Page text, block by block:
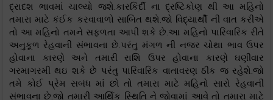
દ્રાદશ ભાવમાં ચાલ્યો જશે.કારકિર્દી ના દ્રષ્ટિકોણ થી આ મહિનો
તમારા માટે કંઈક કરવાવાળો સાબિત થશે.જો વિદ્યાર્થી ની વાત કરીએ
તો આ મહિનો તમને સફળતા આપી શકે છે.આ મહિનો પારિવારિક રીતે
અનુકૂળ રેહવાની સંભાવના છે.પરંતુ મંગળ ની નજર ચોથા ભાવ ઉપર
હોવાના કારણે અને તમારી રાશિ ઉપર હોવાના કારણે ઘણીવાર
ગરમાગરમી થઇ શકે છે પરંતુ પારિવારિક વાતાવરણ ઠીક જ રહેશે.જો
તમે કોઈ પ્રેમ સબંધ માં છો તો તમારા માટે મહિનો સારો રેહવાની
સંભાવના છે.જો તમારી આર્થિક સ્થિતિ ને જોવામાં આવે તો તમારા માટે